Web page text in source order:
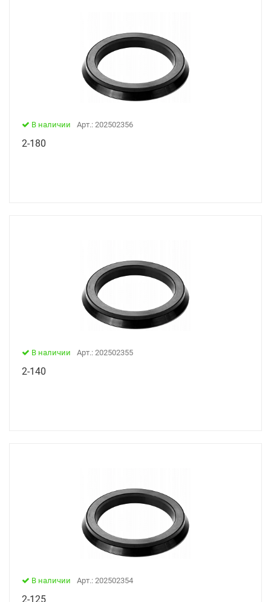
В наличии Арт.: 202502356
2-180
В наличии Арт.: 202502355
2-140
В наличии Арт.: 202502354
2-125